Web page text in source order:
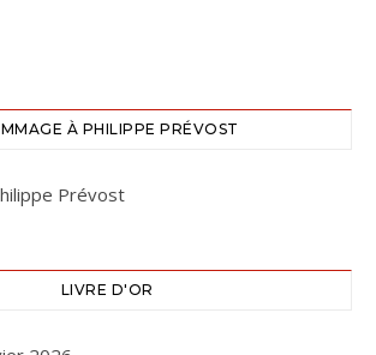
À PHILIPPE PRÉVOST
LIVRE D'OR